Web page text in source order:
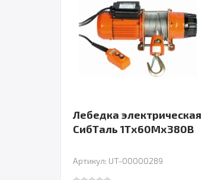
Лебедка электрическая
СибТаль 1Тх60Мх380В
Артикул: UT-00000289